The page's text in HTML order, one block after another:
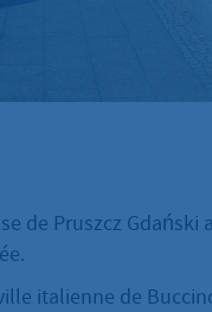
de Pruszcz Gdański
italienne de